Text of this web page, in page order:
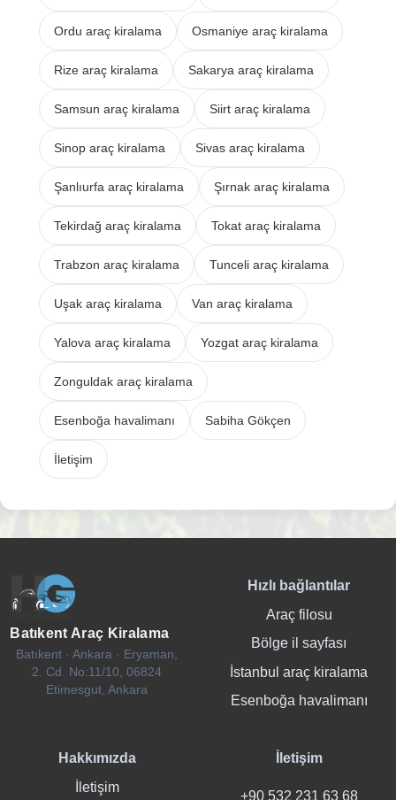
Ordu araç kiralama Osmaniye araç kiralama
Rize araç kiralama Sakarya araç kiralama
Samsun araç kiralama Siirt araç kiralama
Sinop araç kiralama Sivas araç kiralama
Şanlıurfa araç kiralama Şırnak araç kiralama
Tekirdağ araç kiralama Tokat araç kiralama
Trabzon araç kiralama Tunceli araç kiralama
Uşak araç kiralama Van araç kiralama
Yalova araç kiralama Yozgat araç kiralama
Zonguldak araç kiralama
Esenboğa havalimanı Sabiha Gökçen
İletişim
Batıkent Araç Kiralama
Batıkent · Ankara · Eryaman,
2. Cd. No:11/10, 06824
Etimesgut, Ankara
Hızlı bağlantılar
Araç filosu
Bölge il sayfası
İstanbul araç kiralama
Esenboğa havalimanı
Hakkımızda
İletişim
İletişim
+90 532 231 63 68